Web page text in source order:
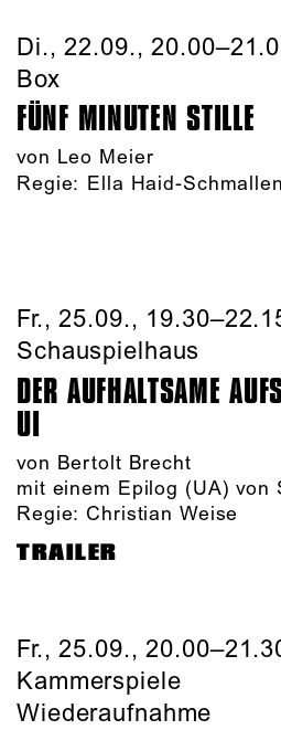
Di., 22.09.,
Box
FÜNF MINUTEN STILLE
von Leo Meier
Regie: Ella Haid-
Fr., 25.09.,
Schauspielhaus
DER AUFHALTSAME
UI
von Bertolt Brecht
mit einem Epilog (UA) von
Regie: Christian Weise
TRAILER
Fr., 25.09.,
Kammerspiele
Wiederaufnahme